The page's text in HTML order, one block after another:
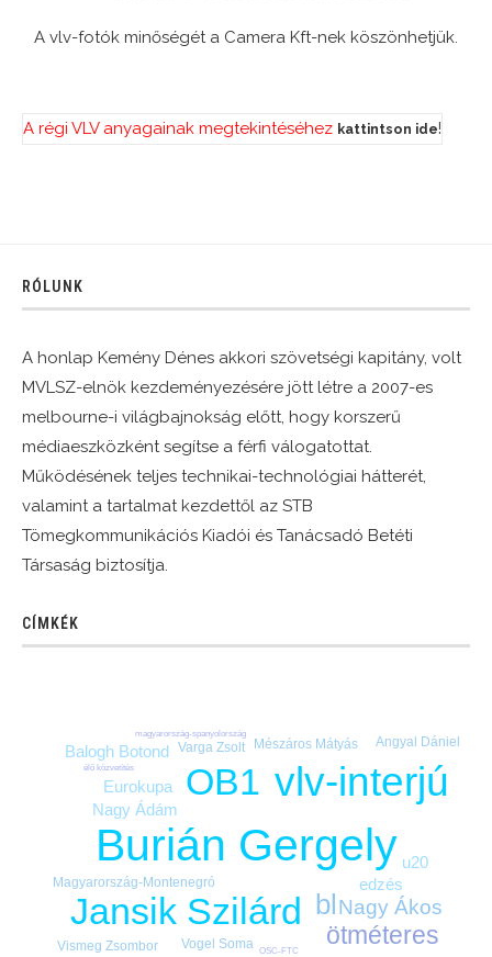
A vlv-fotók minőségét a Camera Kft-nek köszönhetjük.
A régi VLV anyagainak megtekintéséhez kattintson ide!
RÓLUNK
A honlap Kemény Dénes akkori szövetségi kapitány, volt
MVLSZ-elnök kezdeményezésére jött létre a 2007-es
melbourne-i világbajnokság előtt, hogy korszerű
médiaeszközként segítse a férfi válogatottat.
Működésének teljes technikai-technológiai hátterét,
valamint a tartalmat kezdettől az STB
Tömegkommunikációs Kiadói és Tanácsadó Betéti
Társaság biztosítja.
CÍMKÉK
Burián Gergely
vlv-interjú
Jansik Szilárd
OB1
bl
ötméteres
Nagy Ákos
Balogh Botond
edzés
Eurokupa
Nagy Ádám
u20
Angyal Dániel
Magyarország-Montenegró
Mészáros Mátyás
Varga Zsolt
Vismeg Zsombor Vogel Soma
magyarország-spanyolország
OSC-FTC
élő közvetítés